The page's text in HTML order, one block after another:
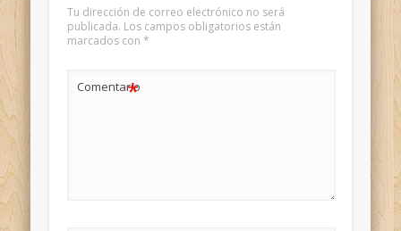
Tu dirección de correo electrónico no será
publicada. Los campos obligatorios están
marcados con *
Comentario
*